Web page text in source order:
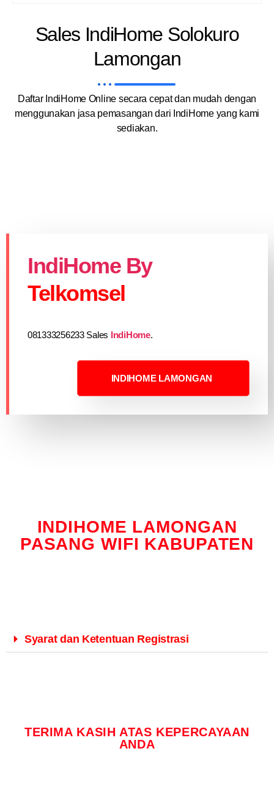
Sales IndiHome Solokuro
Lamongan
Daftar IndiHome Online secara cepat dan mudah dengan
menggunakan jasa pemasangan dari IndiHome yang kami
sediakan.
IndiHome By
Telkomsel
081333256233 Sales IndiHome.
INDIHOME LAMONGAN
INDIHOME LAMONGAN
PASANG WIFI KABUPATEN
Syarat dan Ketentuan Registrasi
TERIMA KASIH ATAS KEPERCAYAAN
ANDA